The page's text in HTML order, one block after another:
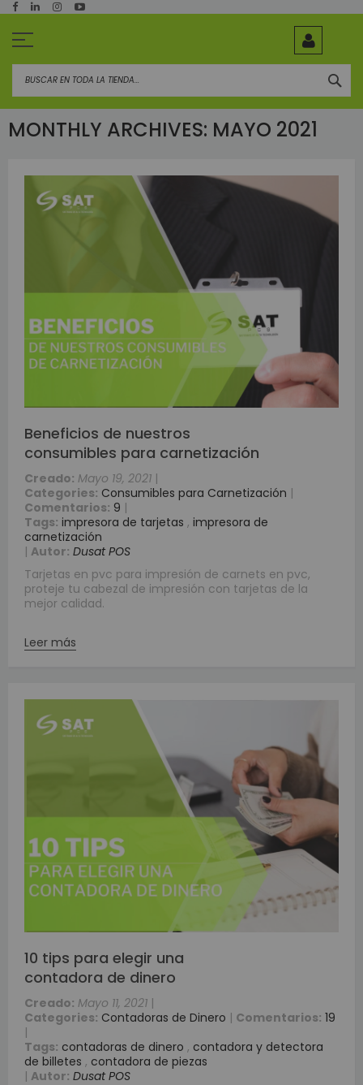
al
MONTHLY ARCHIVES: MAYO 2021
Beneficios de nuestros
consumibles para carnetización
Creado: Mayo 19, 2021 |
Categories: Consumibles para Carnetización |
Comentarios: 9 |
Tags: impresora de tarjetas , impresora de
carnetización
| Autor: Dusat POS
Tarjetas en pvc para impresión de carnets en pvc,
proteje tu cabezal de impresión con tarjetas de la
mejor calidad.
Leer más
10 tips para elegir una
contadora de dinero
Creado: Mayo 11, 2021 |
Categories: Contadoras de Dinero | Comentarios: 19
|
Tags: contadoras de dinero , contadora y detectora
de billetes , contadora de piezas
| Autor: Dusat POS